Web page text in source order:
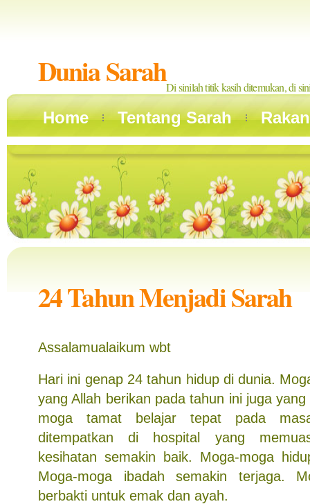
Dunia SarahDi sinilah titik kasih ditemukan, di
Home Tentang Sarah
24 Tahun Menjadi Sarah
Assalamualaikum wbt
Hari ini genap 24 tahun hidup di dunia.
yang Allah berikan pada tahun ini juga
moga tamat belajar tepat pada
ditempatkan di hospital yang
kesihatan semakin baik. Moga-moga
Moga-moga ibadah semakin terjaga.
berbakti untuk emak dan ayah.